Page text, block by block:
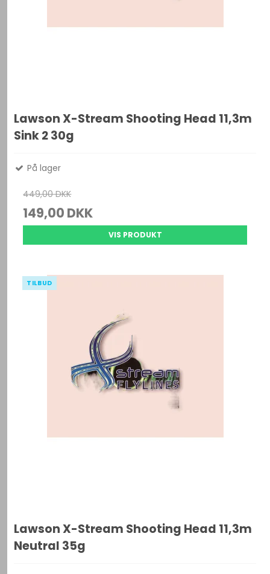
Lawson X-Stream Shooting Head 11,3m
Sink 2 30g
På lager
449,00 DKK
149,00 DKK
VIS PRODUKT
TILBUD
Lawson X-Stream Shooting Head 11,3m
Neutral 35g